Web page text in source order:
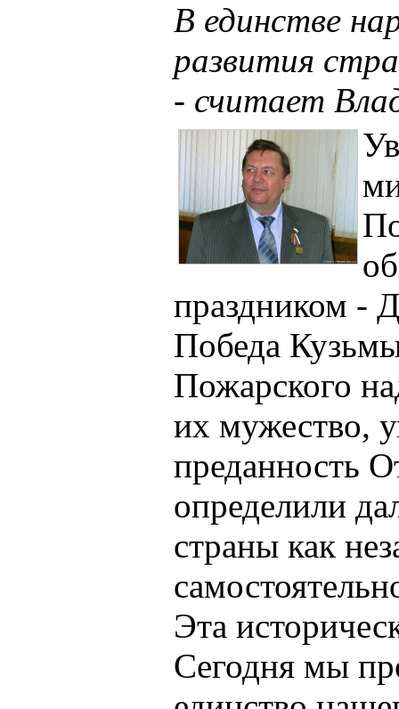
В единстве
развития
- считает
праздником -
Победа
Пожарского
их мужество,
преданность
определили
страны как
Эта
Сегодня мы